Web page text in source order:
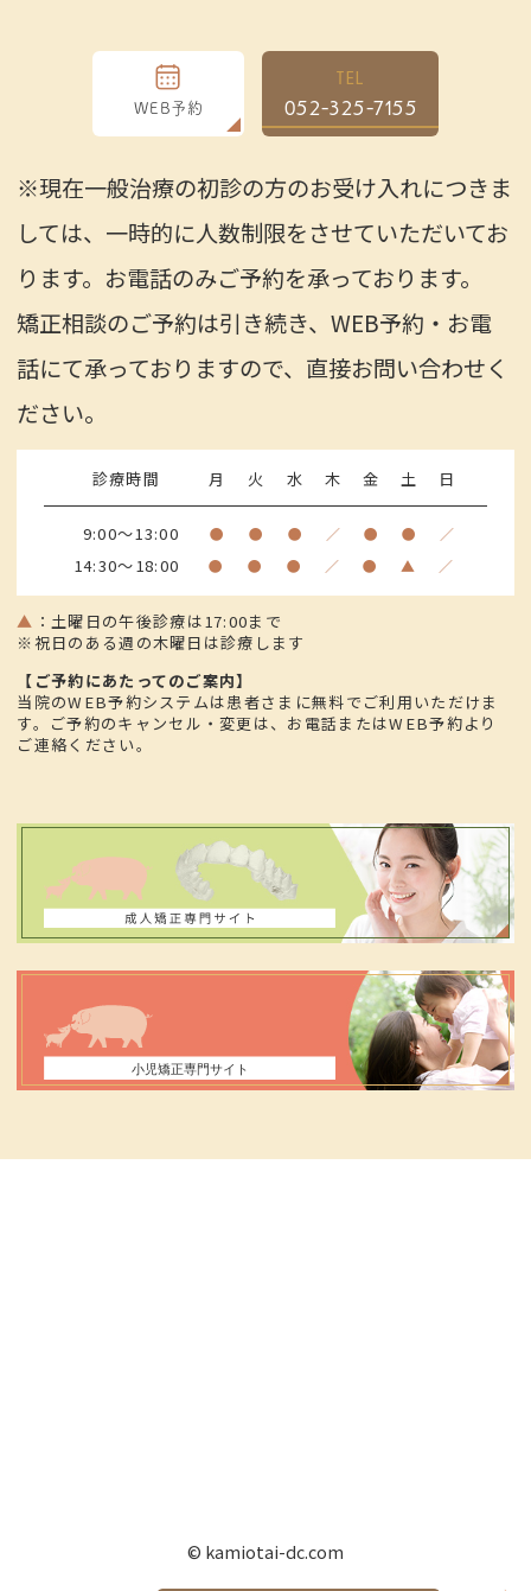
WEB予約
TEL
052-325-7155
※現在一般治療の初診の方のお受け入れにつきま
しては、一時的に人数制限をさせていただいてお
ります。お電話のみご予約を承っております。
矯正相談のご予約は引き続き、WEB予約・お電
話にて承っておりますので、直接お問い合わせく
ださい。
診療時間 月 火 水 木 金 土 日
9:00～13:00 ● ● ● ／ ● ● ／
14:30～18:00 ● ● ● ／ ● ▲ ／
▲ ： 土曜日の午後診療は17:00まで
※祝日のある週の木曜日は診療します
【ご予約にあたってのご案内】
当院のWEB予約システムは患者さまに無料でご利用いただけま
す。ご予約のキャンセル・変更は、お電話またはWEB予約より
ご連絡ください。
© kamiotai-dc.com